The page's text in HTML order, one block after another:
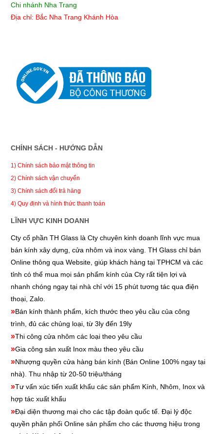
Chi nhánh Nha Trang
Địa chỉ: Bắc Nha Trang Khánh Hòa
CHÍNH SÁCH - HƯỚNG DẪN
1) Chính sách bảo mật thông tin
2) Chính sách vận chuyển
3) Chính sách đổi trả hàng
4) Quy định và hình thức thanh toán
LĨNH VỰC KINH DOANH
Cty cổ phần TH Glass là Cty chuyên kinh doanh lĩnh vực mua
bán kính xây dựng, cửa nhôm và inox vàng. TH Glass chỉ bán
Online thông qua Website, giúp khách hàng tại TPHCM và các
tỉnh có thể mua mọi sản phẩm kính của Cty rất tiện lợi và
nhanh chóng ngay tại nhà chỉ với 15 phút tương tác qua điện
thoại, Zalo.
»Bán kính thành phẩm, kích thước theo yêu cầu của công
trình, đủ các chủng loại, từ 3ly đến 19ly
»Thi công cửa nhôm các loại theo yêu cầu
»Gia công sản xuất Inox màu theo yêu cầu
»Nhượng quyền cửa hàng bán kính (Bán Online 100% ngay tại
nhà). Thu nhập từ 20-50 triệu/tháng
»Tư vấn xúc tiến xuất khẩu các sản phẩm Kính, Nhôm, Inox và
hợp tác xuất khẩu
»Đại diện thương mại cho các tập đoàn quốc tế. Đại lý độc
quyền phân phối Online sản phẩm cho các thương hiệu trong